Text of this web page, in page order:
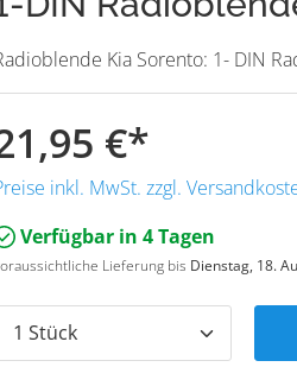
Kia Sorento: 1- DIN
€*
inkl. MwSt. zzgl.
Verfügbar in 4 Tagen
Lieferung bis Dienstag, 18.